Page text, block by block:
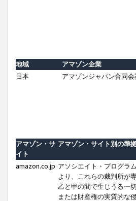
地域
アマゾン企業
日本
アマゾンジャパン合同会
アマゾン・サ
イト
アマゾン・サイト別の準
amazon.co.jp アソシエイト・プログラ
より、これらの裁判所が
乙と甲の間で生じうる一
または財産権の実質的な